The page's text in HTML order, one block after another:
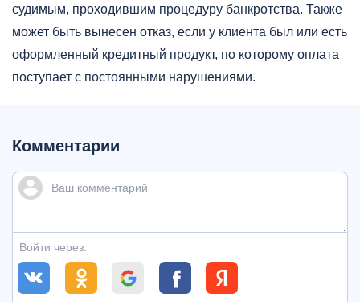
судимым, проходившим процедуру банкротства. Также
может быть вынесен отказ, если у клиента был или есть
оформленный кредитный продукт, по которому оплата
поступает с постоянными нарушениями.
Комментарии
Войти через: